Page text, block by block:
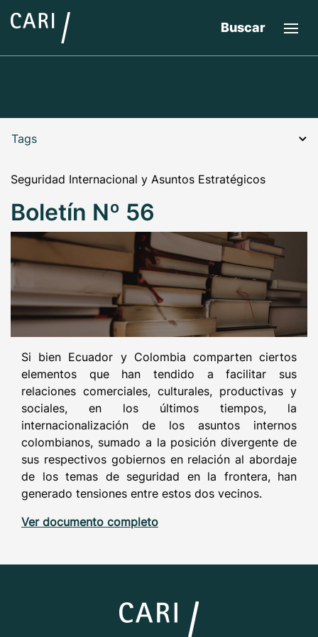
Buscar
Seguridad Internacional y Asuntos Estratégicos
Boletín Nº 56
Si bien Ecuador y Colombia comparten ciertos
elementos que han tendido a facilitar sus
relaciones comerciales, culturales, productivas y
sociales, en los últimos tiempos, la
internacionalización de los asuntos internos
colombianos, sumado a la posición divergente de
sus respectivos gobiernos en relación al abordaje
de los temas de seguridad en la frontera, han
generado tensiones entre estos dos vecinos.
Ver documento completo
Tags